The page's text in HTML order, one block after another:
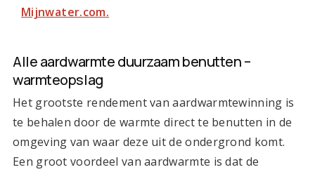
Mijnwater.com.
Alle aardwarmte duurzaam benutten –
warmteopslag
Het grootste rendement van aardwarmtewinning is
te behalen door de warmte direct te benutten in de
omgeving van waar deze uit de ondergrond komt.
Een groot voordeel van aardwarmte is dat de